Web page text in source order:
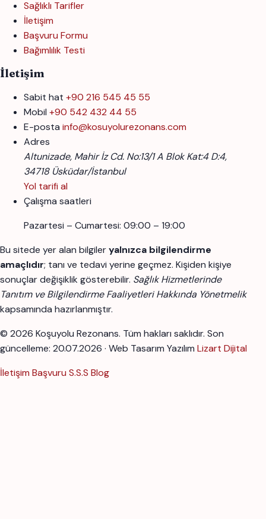
Sağlıklı Tarifler
İletişim
Başvuru Formu
Bağımlılık Testi
İletişim
Sabit hat +90 216 545 45 55
Mobil +90 542 432 44 55
E-posta info@kosuyolurezonans.com
Adres
Altunizade, Mahir İz Cd. No:13/1 A Blok Kat:4 D:4,
34718 Üsküdar/İstanbul
Yol tarifi al
Çalışma saatleri
Pazartesi – Cumartesi: 09:00 – 19:00
Bu sitede yer alan bilgileryalnızca bilgilendirme
amaçlıdır; tanı ve tedavi yerine geçmez. Kişiden kişiye
sonuçlar değişiklik gösterebilir. Sağlık Hizmetlerinde
Tanıtım ve Bilgilendirme Faaliyetleri Hakkında Yönetmelik
kapsamında hazırlanmıştır.
© 2026 Koşuyolu Rezonans. Tüm hakları saklıdır. Son
güncelleme: 20.07.2026 · Web Tasarım Yazılım Lizart Dijital
İletişim Başvuru S.S.S Blog